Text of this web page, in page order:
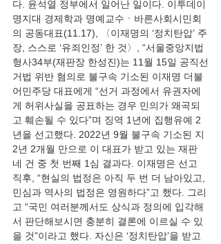
다. 윤석열 정부에서 일어난 일이다. 이투데이
명지대 경제학과 명예교수ㆍ바른사회시민회
의 공동대표(11.17), 〈이재명의 ‘정치탄압’ 주
장, 스스로 ‘유죄인정’ 한 것〉, “서울중앙지법
형사34부(재판장 한성진)는 11월 15일 공직선
거법 위반 혐의로 불구속 기소된 이재명 더불
어민주당 대표에게 “선거 과정에서 유권자에
게 허위사실을 공표하는 경우 민의가 왜곡되
고 훼손될 수 있다”며 징역 1년에 집행유예 2
년을 선고했다. 2022년 9월 불구속 기소된 지
2년 2개월 만으로 이 대표가 받고 있는 재판
네 건 중 첫 번째 1심 결과다. 이재명은 선고
직후, “현실의 법정은 아직 두 번 더 남아있고,
민심과 역사의 법정은 영원하다”고 했다. 그리
고 “국민 여러분께서도 상식과 정의에 입각해
서 판단해보시면 충분히 결론에 이르실 수 있
을 것”이라고 했다. 자신은 ‘정치탄압’을 받고